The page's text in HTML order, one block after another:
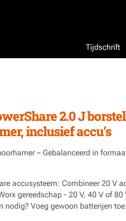
Tijdschrift
2.0 J
inclusief accu’s
– Gebalanceerd in
accusysteem: Combineer 20 V
gereedschap - 20 V, 40 V of 80
nodig? Voeg gewoon batterijen